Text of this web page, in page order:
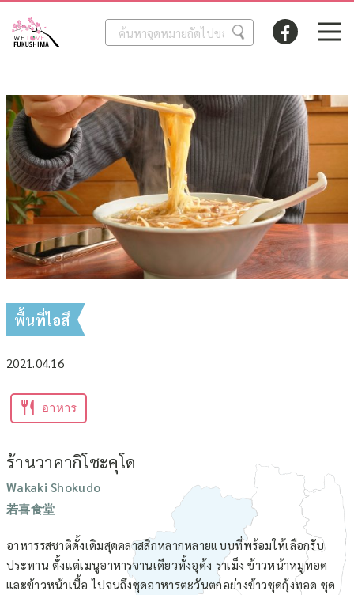
พื้นที่ไอสึ
2021.04.16
อาหาร
ร้านวาคากิโชะคุโด
Wakaki Shokudo
若喜食堂
อาหารรสชาติดั้งเดิมสุดคลาสสิกหลากหลายแบบที่พร้อมให้เลือกรับ
ประทาน ตั้งแต่เมนูอาหารจานเดียวทั้งอุด้ง ราเม็ง ข้าวหน้าหมูทอด
และข้าวหน้าเนื้อ ไปจนถึงชุดอาหารตะวันตกอย่างข้าวชุดกุ้งทอด ชุด